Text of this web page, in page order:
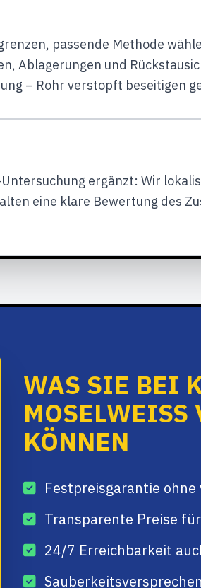
passende Methode
Ablagerungen und
– Rohr verstopft beseitigen
ergänzt: Wir
eine klare Bewertung des
WAS SIE BEI
MOSELWEISS
ÖNNEN
Festpreisgarantie
Transparente Preise
24/7 Erreichbarkeit